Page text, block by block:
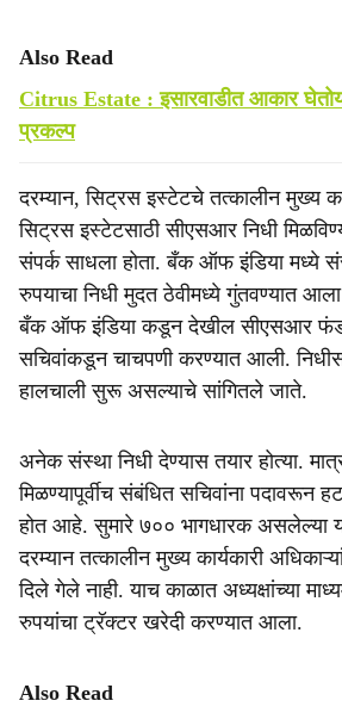
Also Read
Citrus Estate : इसारवाडीत आकार
प्रकल्प
दरम्यान, सिट्रस इस्टेटचे तत्कालीन मुख्य
सिट्रस इस्टेटसाठी सीएसआर निधी
संपर्क साधला होता. बँक ऑफ इंडिया मध्ये
रुपयाचा निधी मुदत ठेवीमध्ये गुंतवण्यात आला
बँक ऑफ इंडिया कडून देखील सीएसआर फंड
सचिवांकडून चाचपणी करण्यात आली.‌
हालचाली सुरू असल्याचे सांगितले जाते.
अनेक संस्था निधी देण्यास तयार होत्या.
मिळण्यापूर्वीच संबंधित सचिवांना पदावरून
होत आहे. सुमारे ७०० भागधारक असलेल्या
दरम्यान तत्कालीन मुख्य कार्यकारी
दिले गेले नाही. याच काळात अध्यक्षांच्या
रुपयांचा ट्रॅक्टर खरेदी करण्यात आला.
Also Read